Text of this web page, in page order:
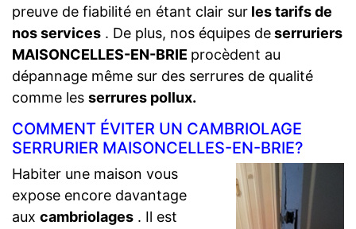
preuve de fiabilité en étant clair sur les tarifs de
nos services . De plus, nos équipes deserruriers
MAISONCELLES-EN-BRIE procèdent au
dépannage même sur des serrures de qualité
comme les serrures pollux.
COMMENT ÉVITER UN CAMBRIOLAGE
SERRURIER MAISONCELLES-EN-BRIE?
Habiter une maison vous
expose encore davantage
aux cambriolages . Il est